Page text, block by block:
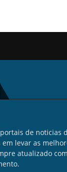
de noticias
em levar as
atualizado